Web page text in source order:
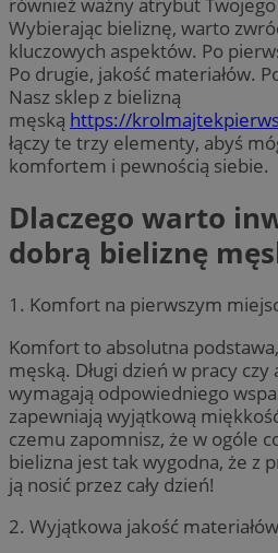
Wybierając bieliznę, warto
kluczowych aspektów. Po
Po drugie, jakość materiałów.
Nasz sklep z bielizną
męską https://
łączy te trzy elementy, abyś
komfortem i pewnością siebie.
Dlaczego warto
dobrą bieliznę
1. Komfort na pierwszym
Komfort to absolutna
męską. Długi dzień w pracy
wymagają odpowiedniego
zapewniają wyjątkową
czemu zapomnisz, że w ogóle
bielizna jest tak wygodna, że z
ją nosić przez cały dzień!
2. Wyjątkowa jakość materiałów